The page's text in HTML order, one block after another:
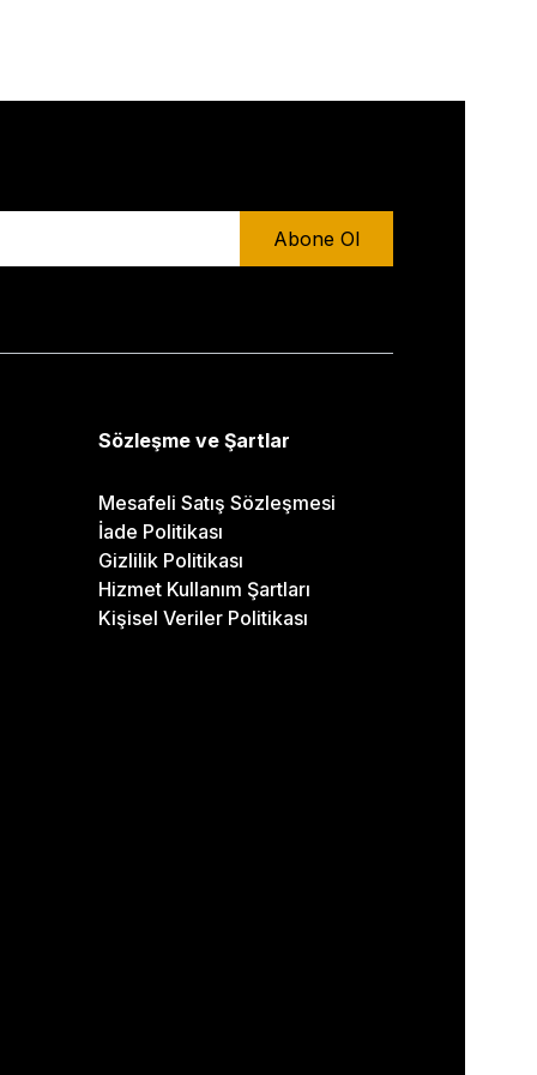
Abone Ol
Sözleşme ve Şartlar
Mesafeli Satış Sözleşmesi
İade Politikası
Gizlilik Politikası
Hizmet Kullanım Şartları
Kişisel Veriler Politikası